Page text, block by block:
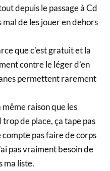
depuis le passage à Cd
mal de les jouer en dehors
que c’est gratuit et la
contre le léger d’en
permettent rarement
même raison que les
de place, ça tape pas
pas faire de corps
pas vraiment besoin de
ma liste.